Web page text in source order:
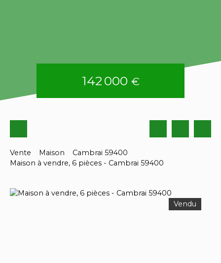
142 000 €
Vente Maison
Cambrai 59400
Maison à vendre, 6 pièces - Cambrai 59400
Vendu